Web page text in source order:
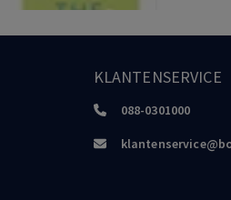
A supervision of solidarity – An
KLANTENSERVICE
088-0301000